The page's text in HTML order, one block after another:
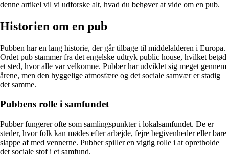
denne artikel vil vi udforske alt, hvad du behøver at vide om en pub.
Historien om en pub
Pubben har en lang historie, der går tilbage til middelalderen i Europa.
Ordet pub stammer fra det engelske udtryk public house, hvilket betød
et sted, hvor alle var velkomne. Pubber har udviklet sig meget gennem
årene, men den hyggelige atmosfære og det sociale samvær er stadig
det samme.
Pubbens rolle i samfundet
Pubber fungerer ofte som samlingspunkter i lokalsamfundet. De er
steder, hvor folk kan mødes efter arbejde, fejre begivenheder eller bare
slappe af med vennerne. Pubber spiller en vigtig rolle i at opretholde
det sociale stof i et samfund.